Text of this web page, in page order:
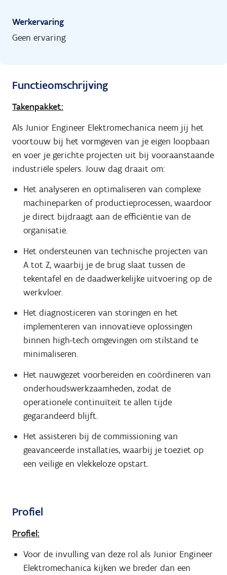
Werkervaring
Geen ervaring
Functieomschrijving
Takenpakket:
Als Junior Engineer Elektromechanica neem jij het
voortouw bij het vormgeven van je eigen loopbaan
en voer je gerichte projecten uit bij vooraanstaande
industriële spelers. Jouw dag draait om:
Het analyseren en optimaliseren van complexe
machineparken of productieprocessen, waardoor
je direct bijdraagt aan de efficiëntie van de
organisatie.
Het ondersteunen van technische projecten van
A tot Z, waarbij je de brug slaat tussen de
tekentafel en de daadwerkelijke uitvoering op de
werkvloer.
Het diagnosticeren van storingen en het
implementeren van innovatieve oplossingen
binnen high-tech omgevingen om stilstand te
minimaliseren.
Het nauwgezet voorbereiden en coördineren van
onderhoudswerkzaamheden, zodat de
operationele continuïteit te allen tijde
gegarandeerd blijft.
Het assisteren bij de commissioning van
geavanceerde installaties, waarbij je toeziet op
een veilige en vlekkeloze opstart.
Profiel
Profiel:
Voor de invulling van deze rol als Junior Engineer
Elektromechanica kijken we breder dan een